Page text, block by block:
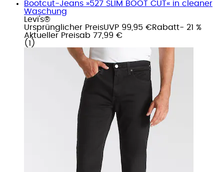
Bootcut-Jeans »527 SLIM BOOT CUT« in cleaner
Waschung
Levi's®
Ursprünglicher PreisUVP 99,95 €Rabatt- 21 %
Aktueller Preisab 77,99 €
( 1 )